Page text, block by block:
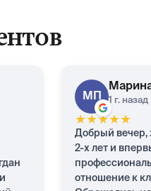
МП 1 г. назад
★★★★★
Добрый вечер,
2-х лет и
отношение к